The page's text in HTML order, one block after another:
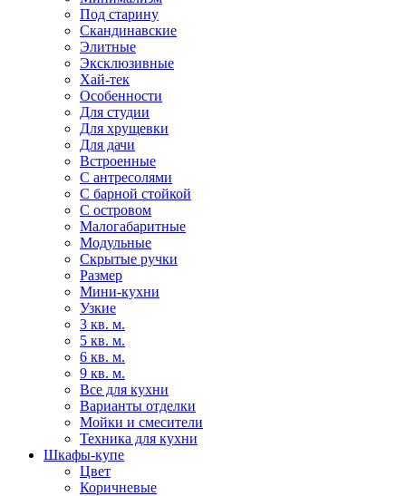
Под старину
Скандинавские
Элитные
Эксклюзивные
Хай-тек
Особенности
Для студии
Для хрущевки
Для дачи
Встроенные
С антресолями
С барной стойкой
С островом
Малогабаритные
Модульные
Скрытые ручки
Размер
Мини-кухни
Узкие
3 кв. м.
5 кв. м.
6 кв. м.
9 кв. м.
Все для кухни
Варианты отделки
Мойки и смесители
Техника для кухни
Шкафы-купе
Цвет
Коричневые